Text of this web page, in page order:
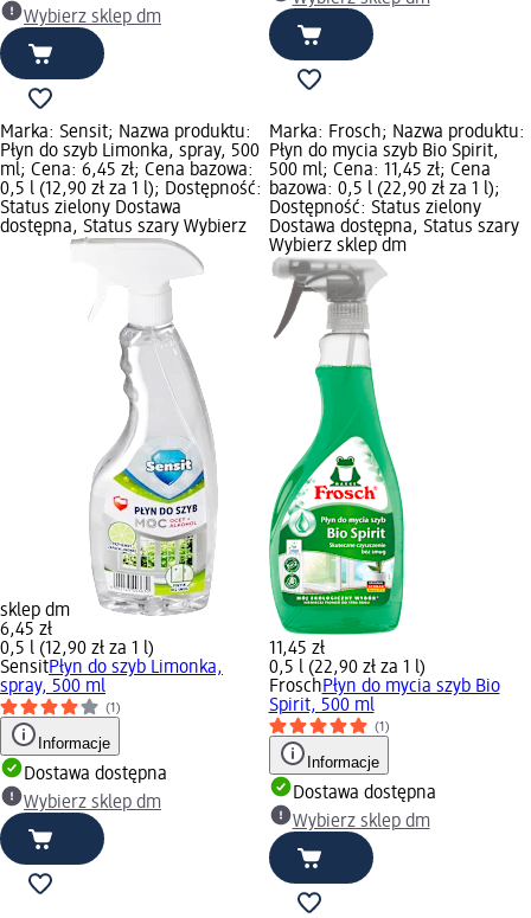
Wybierz sklep dm
Marka: Sensit; Nazwa produktu:
Płyn do szyb Limonka, spray, 500
ml; Cena: 6,45 zł; Cena bazowa:
0,5 l (12,90 zł za 1 l); Dostępność:
Status zielony Dostawa
dostępna, Status szary Wybierz
sklep dm
6,45 zł
0,5 l (12,90 zł za 1 l)
SensitPłyn do szyb Limonka,
spray, 500 ml
(1)
Informacje
Dostawa dostępna
Wybierz sklep dm
Marka: Frosch; Nazwa produktu:
Płyn do mycia szyb Bio Spirit,
500 ml; Cena: 11,45 zł; Cena
bazowa: 0,5 l (22,90 zł za 1 l);
Dostępność: Status zielony
Dostawa dostępna, Status szary
Wybierz sklep dm
11,45 zł
0,5 l (22,90 zł za 1 l)
FroschPłyn do mycia szyb Bio
Spirit, 500 ml
(1)
Informacje
Dostawa dostępna
Wybierz sklep dm